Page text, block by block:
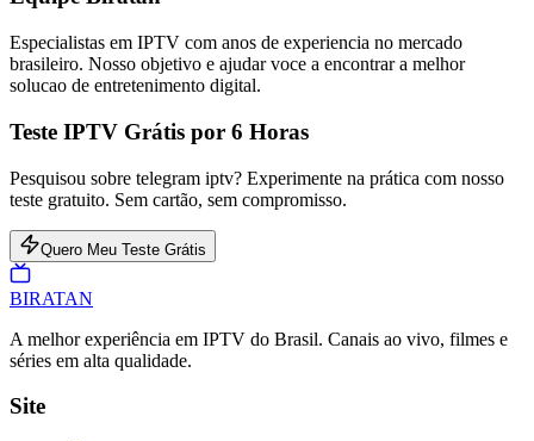
Especialistas em IPTV com anos de experiencia no mercado
brasileiro. Nosso objetivo e ajudar voce a encontrar a melhor
solucao de entretenimento digital.
Teste IPTV Grátis por 6 Horas
Pesquisou sobre telegram iptv? Experimente na prática com nosso
teste gratuito. Sem cartão, sem compromisso.
Quero Meu Teste Grátis
BIRATAN
A melhor experiência em IPTV do Brasil. Canais ao vivo, filmes e
séries em alta qualidade.
Site